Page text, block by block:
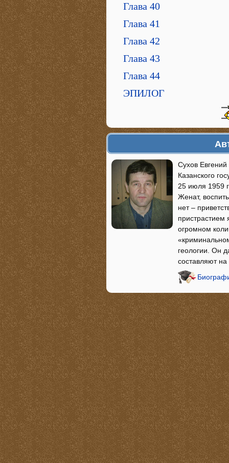
Глава 40
Глава 41
Глава 42
Глава 43
Глава 44
ЭПИЛОГ
Сухов Евгений
Казанского
25 июля 1959
Женат,
нет –
пристрастием
огромном
геологии. Он
составляют